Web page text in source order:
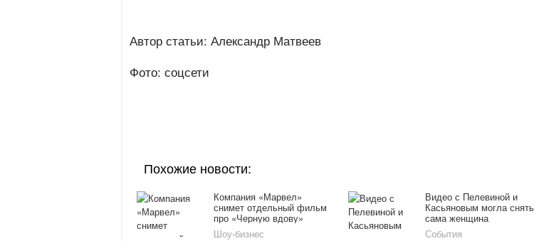
Автор статьи: Александр Матвеев
Фото: соцсети
Похожие новости:
Компания «Марвел»
снимет отдельный фильм
про «Черную вдову»
Шоу-бизнес
Видео с Пелевиной и
Касьяновым могла снять
сама женщина
События